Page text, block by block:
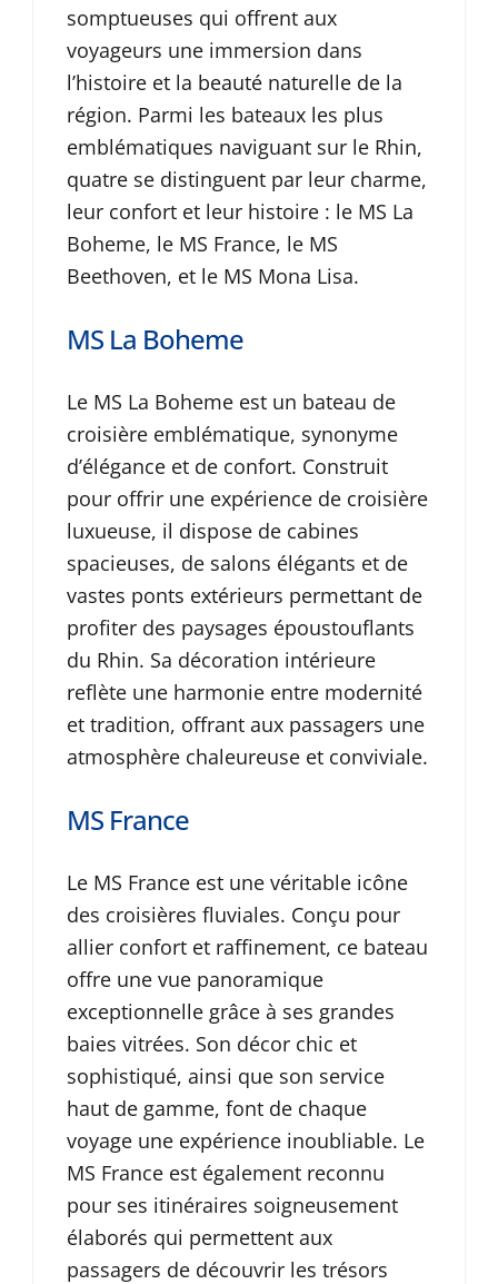
somptueuses qui offrent aux
voyageurs une immersion dans
l’histoire et la beauté naturelle de la
région. Parmi les bateaux les plus
emblématiques naviguant sur le Rhin,
quatre se distinguent par leur charme,
leur confort et leur histoire : le MS La
Boheme, le MS France, le MS
Beethoven, et le MS Mona Lisa.
MS La Boheme
Le MS La Boheme est un bateau de
croisière emblématique, synonyme
d’élégance et de confort. Construit
pour offrir une expérience de croisière
luxueuse, il dispose de cabines
spacieuses, de salons élégants et de
vastes ponts extérieurs permettant de
profiter des paysages époustouflants
du Rhin. Sa décoration intérieure
reflète une harmonie entre modernité
et tradition, offrant aux passagers une
atmosphère chaleureuse et conviviale.
MS France
Le MS France est une véritable icône
des croisières fluviales. Conçu pour
allier confort et raffinement, ce bateau
offre une vue panoramique
exceptionnelle grâce à ses grandes
baies vitrées. Son décor chic et
sophistiqué, ainsi que son service
haut de gamme, font de chaque
voyage une expérience inoubliable. Le
MS France est également reconnu
pour ses itinéraires soigneusement
élaborés qui permettent aux
passagers de découvrir les trésors